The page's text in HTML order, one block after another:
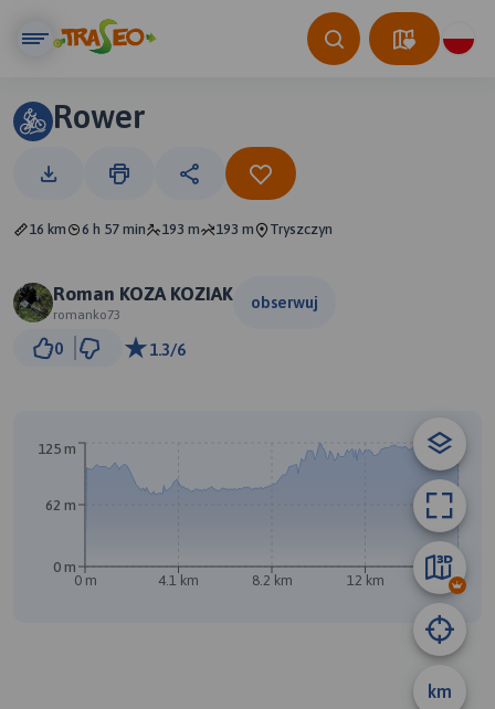
Rower
16 km 6 h 57 min 193 m 193 m Tryszczyn
Roman KOZA KOZIAK
romanko73
obserwuj
0 1.3/6
km
0 m 4.1 km 8.2 km 12 km 16 km
0 m
62 m
125 m